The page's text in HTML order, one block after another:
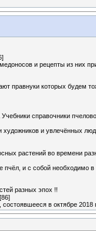
и рецепты из них
правнуки которых будем
справочники
художников и увлечённых
растений во времени
и с собой необходимо
разных эпох !!
[86]
в октябре 2018